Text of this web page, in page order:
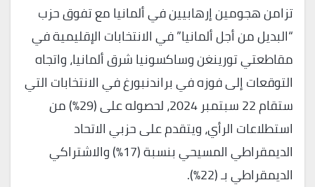
تزامن هجومين إرهابيين في ألمانيا مع تفوق حزب
“البديل من أجل ألمانيا” في الانتخابات الإقليمية في
مقاطعتي تورينغن وساكسونيا شرق ألمانيا، واتجاه
التوقعات إلى فوزه في براندنبورغ في الانتخابات التي
ستقام 22 سبتمبر 2024، لحصوله على (29%) من
استطلاعات الرأي، ويتقدم على حزبي الاتحاد
الديمقراطي المسيحي بنسبة (17%) والاشتراكي
الديمقراطي بـ (22%).